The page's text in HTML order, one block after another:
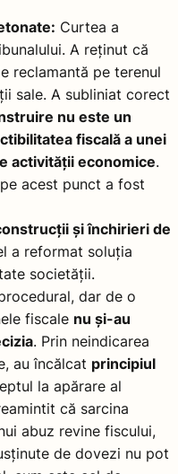
Curtea a
A reținut că
reclamantă pe terenul
sale. A subliniat corect
nu este un
fiscală a unei
activității economice.
acest punct a fost
și închirieri de
a reformat soluția
societății.
dar de o
fiscale nu și-au
. Prin neindicarea
au încălcat principiul
la apărare al
că sarcina
abuz revine fiscului,
de dovezi nu pot